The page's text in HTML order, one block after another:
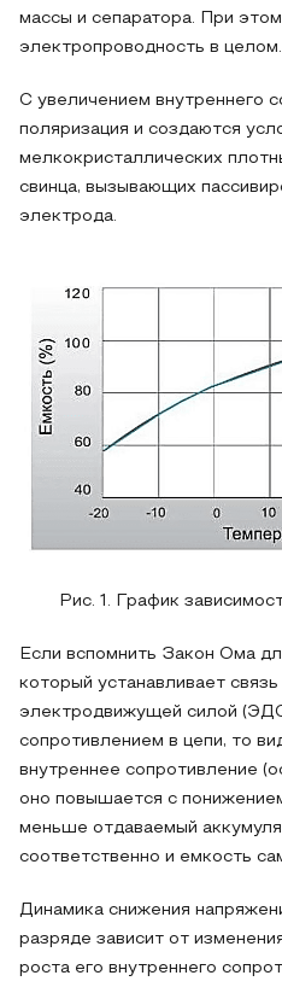
массы и сепаратора. При
электропроводность в целом.
С увеличением внутреннего
поляризация и создаются
мелкокристаллических
свинца, вызывающих
электрода.
Рис. 1. График
Если вспомнить Закон Ома
который устанавливает
электродвижущей силой
сопротивлением в цепи, то
внутреннее сопротивление
оно повышается с
меньше отдаваемый
соответственно и емкость
Динамика снижения
разряде зависит от
роста его внутреннего